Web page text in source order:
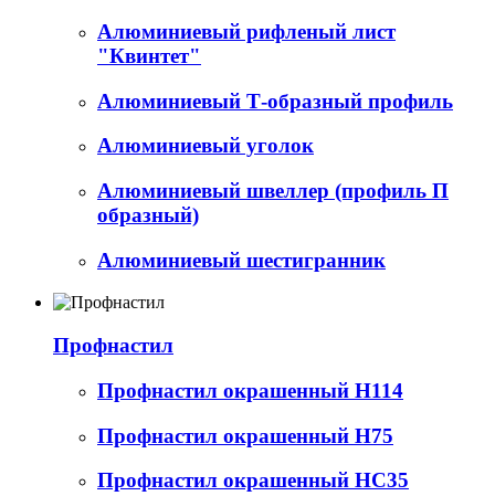
Алюминиевый рифленый лист
"Квинтет"
Алюминиевый Т-образный профиль
Алюминиевый уголок
Алюминиевый швеллер (профиль П
образный)
Алюминиевый шестигранник
Профнастил
Профнастил окрашенный Н114
Профнастил окрашенный Н75
Профнастил окрашенный НС35